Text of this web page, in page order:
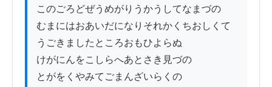
このごろどぜうめがりうかうしてなまづの
むまにはおあいだになりそれかくちおしくて
うごきましたところおもひよらぬ
けがにんをこしらへあとさき見づの
とがをくやみてごまんざいらくの